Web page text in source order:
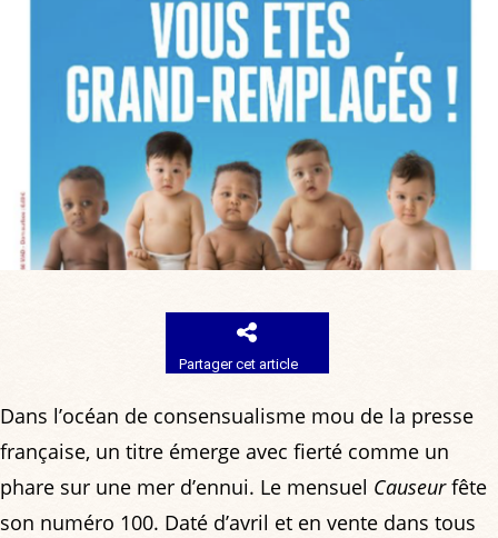
Partager cet article
Dans l’océan de consensualisme mou de la presse
française, un titre émerge avec fierté comme un
phare sur une mer d’ennui. Le mensuel Causeurfête
son numéro 100. Daté d’avril et en vente dans tous